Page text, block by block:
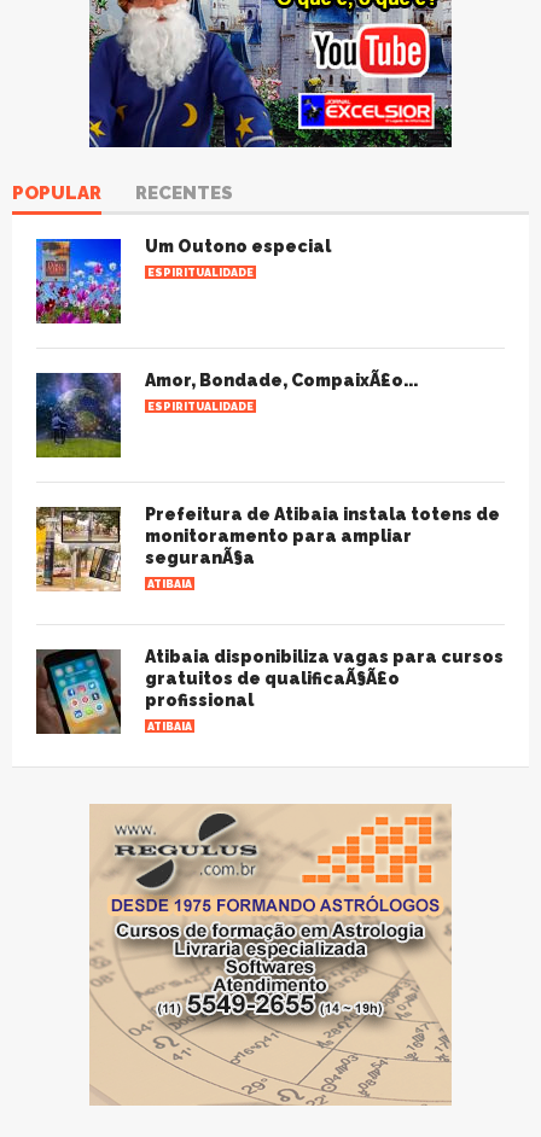
POPULAR RECENTES
Um Outono especial
ESPIRITUALIDADE
Amor, Bondade, CompaixÃ£o...
ESPIRITUALIDADE
Prefeitura de Atibaia instala totens de
monitoramento para ampliar
seguranÃ§a
ATIBAIA
Atibaia disponibiliza vagas para cursos
gratuitos de qualificaÃ§Ã£o
profissional
ATIBAIA